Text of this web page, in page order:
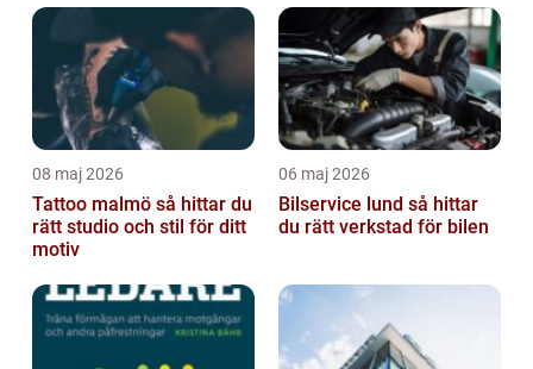
08 maj 2026
Tattoo malmö så hittar du
rätt studio och stil för ditt
motiv
06 maj 2026
Bilservice lund så hittar
du rätt verkstad för bilen